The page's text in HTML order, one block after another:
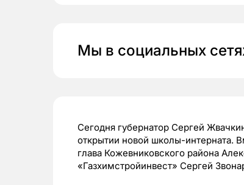
Мы в социальных
Сегодня губернатор Сергей
открытии новой школы-интерната.
глава Кожевниковского района
«Газхимстройинвест» Сергей